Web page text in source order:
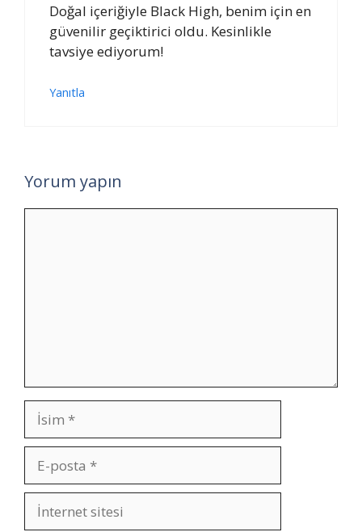
Doğal içeriğiyle Black High, benim için en
güvenilir geçiktirici oldu. Kesinlikle
tavsiye ediyorum!
Yanıtla
Yorum yapın
İsim
posta
İnternet
sitesi